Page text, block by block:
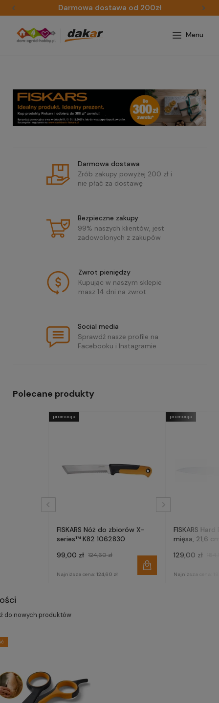
Darmowa dostawa od 200zł
Darmowa dostawa
Zrób zakupy powyżej 200 zł i
nie płać za dostawę
Bezpieczne zakupy
99% naszych klientów, jest
zadowolonych z zakupów
Zwrot pieniędzy
Kupując w naszym sklepie
masz 14 dni na zwrot
Social media
Sprawdź nasze profile na
Facebooku i Instagramie
Polecane produkty
FISKARS Nóż do zbiorów X-
series™ K82 1062830
99,00 zł 124,60 zł
Najniższa cena: 124,60 zł
promocja
FISKARS
mięsa, 21,6
129,00 zł
Najniższa cena:
promocja
do nowych produktów